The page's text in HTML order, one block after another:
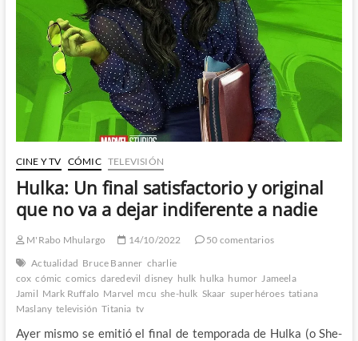
CINE Y TV CÓMIC TELEVISIÓN
Hulka: Un final satisfactorio y original
que no va a dejar indiferente a nadie
M'Rabo Mhulargo 14/10/2022
50 comentarios
Actualidad Bruce Banner charlie
cox cómic comics daredevil disney hulk hulka humor Jameela
Jamil Mark Ruffalo Marvel mcu she-hulk Skaar superhéroes tatiana
Maslany televisión Titania tv
Ayer mismo se emitió el final de temporada de Hulka (o She-